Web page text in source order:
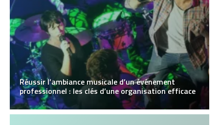
Réussir l’ambiance musicale d’un événement
professionnel : les clés d’une organisation efficace